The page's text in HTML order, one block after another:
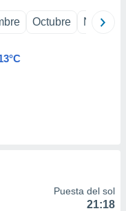
Octubre
Puesta del sol
21:18